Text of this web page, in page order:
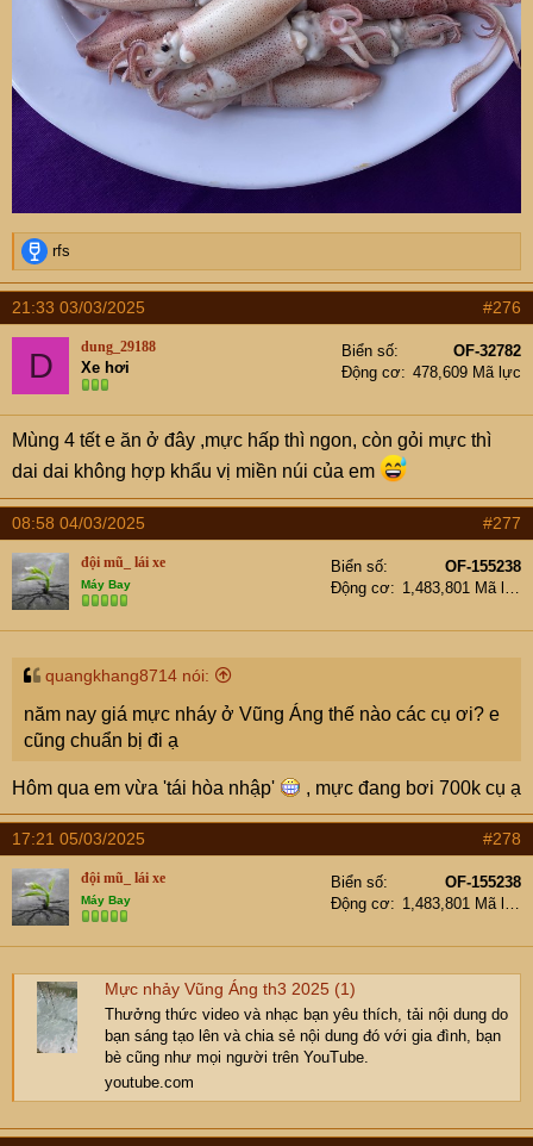
R
e
a
c
t
n
s
:
rfs
21:33 03/03/2025 #276
D dung_29188
Xe hơi
Biển số
OF-32782
Động cơ
478,609 Mã lực
Mùng 4 tết e ăn ở đây ,mực hấp thì ngon, còn gỏi mực thì
dai dai không hợp khẩu vị miền núi của em
08:58 04/03/2025 #277
đội mũ_ lái xe
Máy Bay
Biển số
OF-155238
Động cơ
quangkhang8714 nói:
năm nay giá mực nháy ở Vũng Áng thế nào các cụ ơi? e
cũng chuẩn bị đi ạ
Hôm qua em vừa 'tái hòa nhập' , mực đang bơi 700k cụ ạ
17:21 05/03/2025 #278
đội mũ_ lái xe
Máy Bay
Biển số
OF-155238
Động cơ
Mực nhảy Vũng Áng th3 2025 (1)
Thưởng thức video và nhạc bạn yêu thích, tải nội dung do
bạn sáng tạo lên và chia sẻ nội dung đó với gia đình, bạn
bè cũng như mọi người trên YouTube.
youtube.com